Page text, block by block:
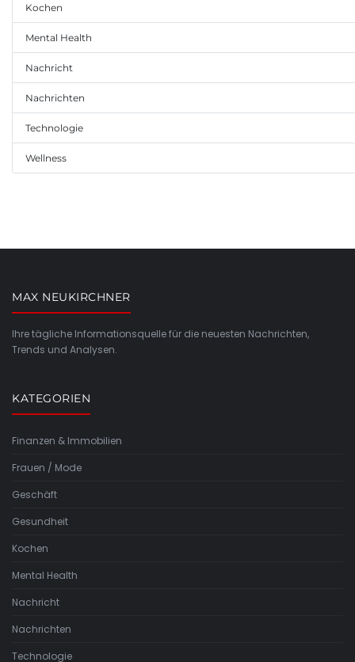
Kochen
Mental Health
Nachricht
Nachrichten
Technologie
Wellness
MAX NEUKIRCHNER
Ihre tägliche Informationsquelle für die neuesten Nachrichten,
Trends und Analysen.
KATEGORIEN
Finanzen & Immobilien
Frauen / Mode
Geschäft
Gesundheit
Kochen
Mental Health
Nachricht
Nachrichten
Technologie